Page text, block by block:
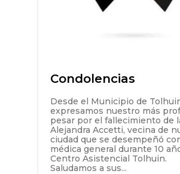
Condolencias
Desde el Municipio de
expresamos nuestro más
pesar por el fallecimiento de
Alejandra Accetti, vecina de
ciudad que se desempeñó
médica general durante 10
Centro Asistencial Tolhuin.
Saludamos a sus...